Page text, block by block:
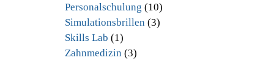
Personalschulung (10)
Simulationsbrillen (3)
Skills Lab (1)
Zahnmedizin (3)